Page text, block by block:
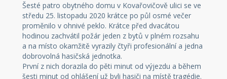
Šesté patro obytného domu v Kovařovičově ulici se ve
středu 25. listopadu 2020 krátce po půl osmé večer
proměnilo v ohnivé peklo. Krátce před dvacátou
hodinou zachvátil požár jeden z bytů v plném rozsahu
a na místo okamžitě vyrazily čtyři profesionální a jedna
dobrovolná hasičská jednotka.
První z nich dorazila do pěti minut od výjezdu a během
šesti minut od ohlášení už byli hasiči na místě tragédie.